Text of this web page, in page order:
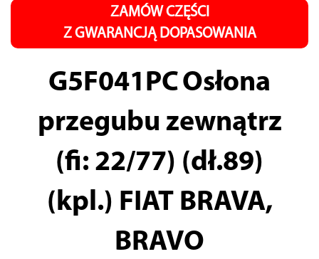
ZAMÓW CZĘŚCI
Z GWARANCJĄ DOPASOWANIA
G5F041PCOsłona
przegubu zewnątrz
(fi: 22/77) (dł.89)
(kpl.) FIAT BRAVA,
BRAVO